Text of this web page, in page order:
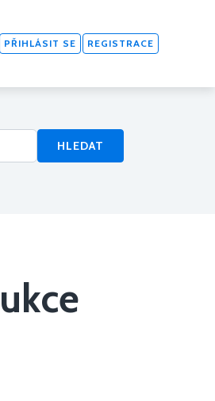
PŘIHLÁSIT SE REGISTRACE
HLEDAT